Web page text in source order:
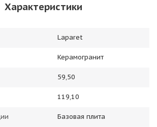
Характеристики
Laparet
Керамогранит
59,50
119,10
Базовая плита